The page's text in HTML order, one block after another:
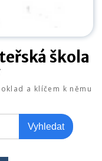
škola
a klíčem k němu